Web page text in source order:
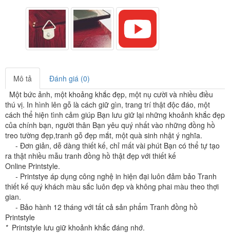
Mô tả
Đánh giá (0)
Một bức ảnh, một khoảng khắc đẹp, một nụ cười và nhiều điều
thú vị. In hình lên gỗ là cách giữ gìn, trang trí thật độc đáo, một
cách thể hiện tình cảm giúp Bạn lưu giữ lại những khoảnh khắc đẹp
của chính bạn, người thân Bạn yêu quý nhất vào những đồng hồ
treo tường đẹp,tranh gỗ đẹp mắt, một quà sinh nhật ý nghĩa.
- Đơn giản, dễ dàng thiết kế, chỉ mất vài phút Bạn có thể tự tạo
ra thật nhiều mẫu tranh đồng hồ thật đẹp với thiết kế
Online Printstyle.
- Printstye áp dụng công nghệ in hiện đại luôn đảm bảo Tranh
thiết kế quý khách màu sắc luôn đẹp và không phai màu theo thợi
gian.
- Bảo hành 12 tháng với tất cả sản phẩm Tranh đồng hồ
Printstyle
* Printstyle lưu giữ khoảnh khắc đáng nhớ.